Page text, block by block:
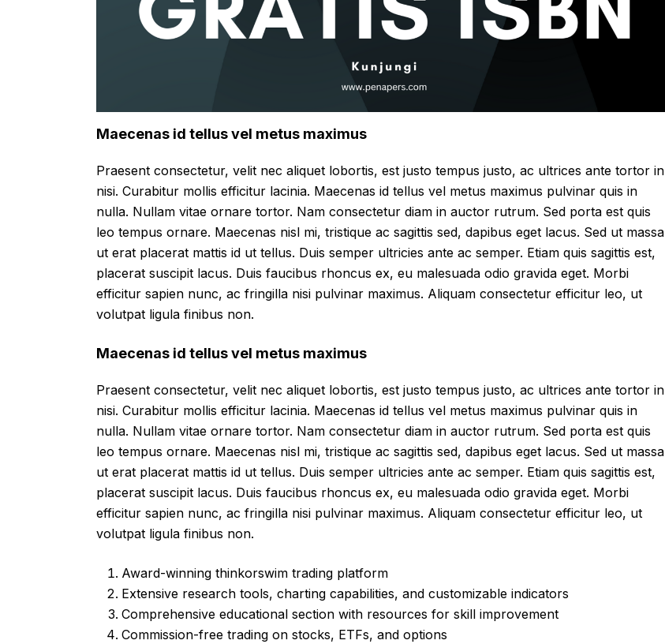
Maecenas id tellus vel metus maximus
Praesent consectetur, velit nec aliquet lobortis, est justo tempus justo, ac ultrices ante tortor in
nisi. Curabitur mollis efficitur lacinia. Maecenas id tellus vel metus maximus pulvinar quis in
nulla. Nullam vitae ornare tortor. Nam consectetur diam in auctor rutrum. Sed porta est quis
leo tempus ornare. Maecenas nisl mi, tristique ac sagittis sed, dapibus eget lacus. Sed ut massa
ut erat placerat mattis id ut tellus. Duis semper ultricies ante ac semper. Etiam quis sagittis est,
placerat suscipit lacus. Duis faucibus rhoncus ex, eu malesuada odio gravida eget. Morbi
efficitur sapien nunc, ac fringilla nisi pulvinar maximus. Aliquam consectetur efficitur leo, ut
volutpat ligula finibus non.
Maecenas id tellus vel metus maximus
Praesent consectetur, velit nec aliquet lobortis, est justo tempus justo, ac ultrices ante tortor in
nisi. Curabitur mollis efficitur lacinia. Maecenas id tellus vel metus maximus pulvinar quis in
nulla. Nullam vitae ornare tortor. Nam consectetur diam in auctor rutrum. Sed porta est quis
leo tempus ornare. Maecenas nisl mi, tristique ac sagittis sed, dapibus eget lacus. Sed ut massa
ut erat placerat mattis id ut tellus. Duis semper ultricies ante ac semper. Etiam quis sagittis est,
placerat suscipit lacus. Duis faucibus rhoncus ex, eu malesuada odio gravida eget. Morbi
efficitur sapien nunc, ac fringilla nisi pulvinar maximus. Aliquam consectetur efficitur leo, ut
volutpat ligula finibus non.
Award-winning thinkorswim trading platform
Extensive research tools, charting capabilities, and customizable indicators
Comprehensive educational section with resources for skill improvement
Commission-free trading on stocks, ETFs, and options